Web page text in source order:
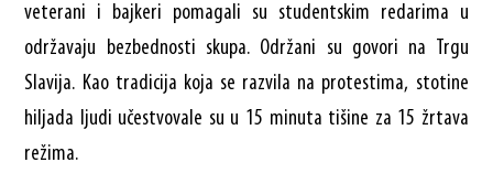
veterani i bajkeri pomagali su studentskim redarima u
održavaju bezbednosti skupa. Održani su govori na Trgu
Slavija. Kao tradicija koja se razvila na protestima, stotine
hiljada ljudi učestvovale su u 15 minuta tišine za 15 žrtava
režima.